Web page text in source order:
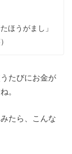
ほうがまし」
たびにお金が
。
たら、こんな